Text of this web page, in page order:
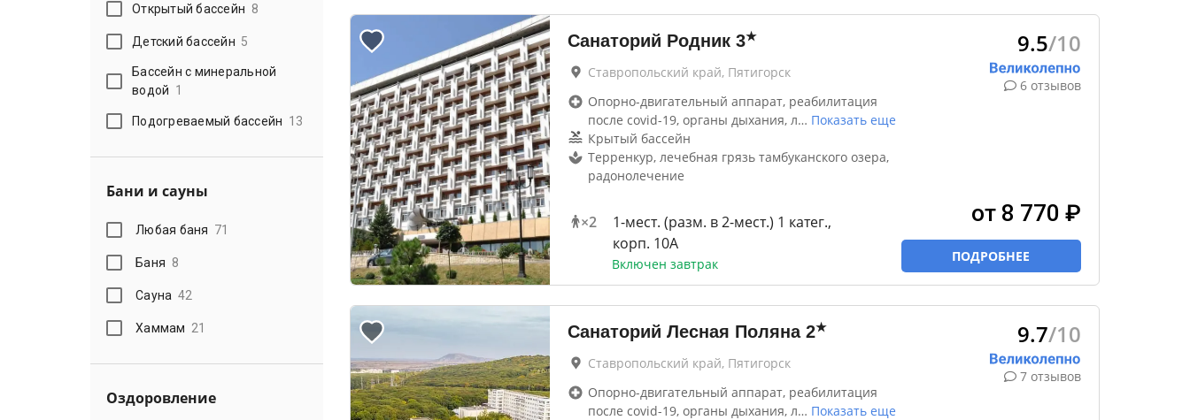
Открытый бассейн 8
Детский бассейн 5
Бассейн с минеральной
водой 1
Подогреваемый бассейн 13
Бани и сауны
Любая баня 71
Баня 8
Сауна 42
Хаммам 21
Оздоровление
Санаторий Родник 3★
Ставропольский край, Пятигорск
Опорно-двигательный аппарат, реабилитация
после covid-19, органы дыхания, л… Показать еще
Крытый бассейн
Терренкур, лечебная грязь тамбуканского озера,
радонолечение
×2
1-мест. (разм. в 2-мест.) 1 катег.,
корп. 10А
Включен завтрак
9.5/10
6 отзывов
от 8 770 ₽
ПОДРОБНЕЕ
Санаторий Лесная Поляна 2★
Ставропольский край, Пятигорск
Опорно-двигательный аппарат, реабилитация
после covid-19, органы дыхания, л… Показать еще
9.7/10
7 отзывов